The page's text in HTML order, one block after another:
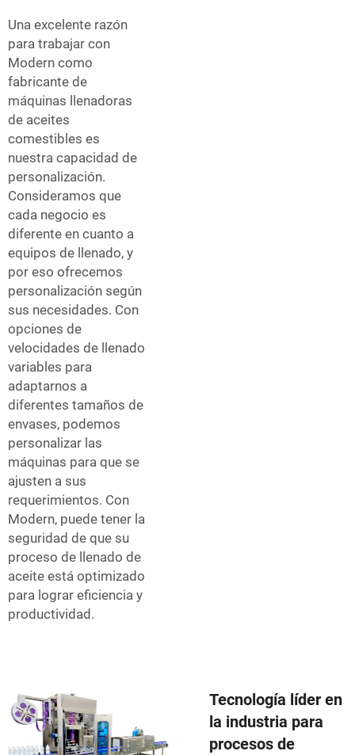
Una excelente razón
para trabajar con
Modern como
fabricante de
máquinas llenadoras
de aceites
comestibles es
nuestra capacidad de
personalización.
Consideramos que
cada negocio es
diferente en cuanto a
equipos de llenado, y
por eso ofrecemos
personalización según
sus necesidades. Con
opciones de
velocidades de llenado
variables para
adaptarnos a
diferentes tamaños de
envases, podemos
personalizar las
máquinas para que se
ajusten a sus
requerimientos. Con
Modern, puede tener la
seguridad de que su
proceso de llenado de
aceite está optimizado
para lograr eficiencia y
productividad.
Tecnología líder en
la industria para
procesos de